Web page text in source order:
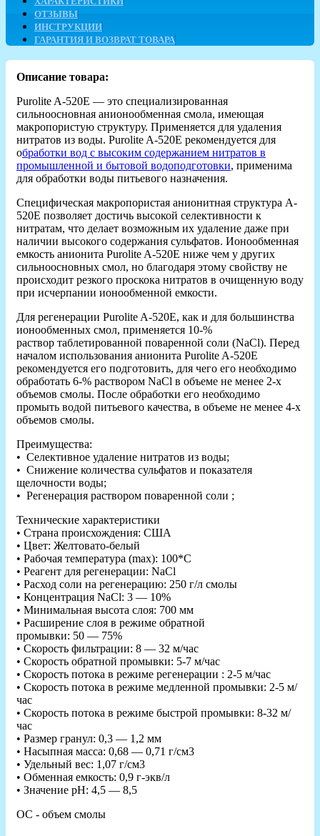
ОТЗЫВЫ
ИНСТРУКЦИИ
ГАРАНТИЯ И ВОЗВРАТ ТОВАРА
Описание товара:
Purolite A-520E — это специализированная
сильноосновная анионообменная смола, имеющая
макропористую структуру. Применяется для удаления
нитратов из воды. Purolite A-520E рекомендуется для
обработки вод с высоким содержанием нитратов в
промышленной и бытовой водоподготовки, применима
для обработки воды питьевого назначения.
Специфическая макропористая анионитная структура A-
520E позволяет достичь высокой селективности к
нитратам, что делает возможным их удаление даже при
наличии высокого содержания сульфатов. Ионообменная
емкость анионита Purolite A-520E ниже чем у других
сильноосновных смол, но благодаря этому свойству не
происходит резкого проскока нитратов в очищенную воду
при исчерпании ионообменной емкости.
Для регенерации Purolite A-520E, как и для большинства
ионообменных смол, применяется 10-%
раствор таблетированной поваренной соли (NaCl). Перед
началом использования анионита Purolite A-520E
рекомендуется его подготовить, для чего его необходимо
обработать 6-% раствором NaCl в объеме не менее 2-х
объемов смолы. После обработки его необходимо
промыть водой питьевого качества, в объеме не менее 4-х
объемов смолы.
Преимущества:
• Селективное удаление нитратов из воды;
• Снижение количества сульфатов и показателя
щелочности воды;
• Регенерация раствором поваренной соли ;
Технические характеристики
• Страна происхождения: США
• Цвет: Желтовато-белый
• Рабочая температура (max): 100*С
• Реагент для регенерации: NaCl
• Расход соли на регенерацию: 250 г/л cмолы
• Концентрация NaCl: 3 — 10%
• Минимальная высота слоя: 700 мм
• Расширение слоя в режиме обратной
промывки: 50 — 75%
• Скорость фильтрации: 8 — 32 м/час
• Скорость обратной промывки: 5-7 м/час
• Скорость потока в режиме регенерации : 2-5 м/час
• Скорость потока в режиме медленной промывки: 2-5 м/
час
• Скорость потока в режиме быстрой промывки: 8-32 м/
час
• Размер гранул: 0,3 — 1,2 мм
• Насыпная масса: 0,68 — 0,71 г/см3
• Удельный вес: 1,07 г/см3
• Обменная емкость: 0,9 г-экв/л
• Значение pH: 4,5 — 8,5
ОС - объем смолы